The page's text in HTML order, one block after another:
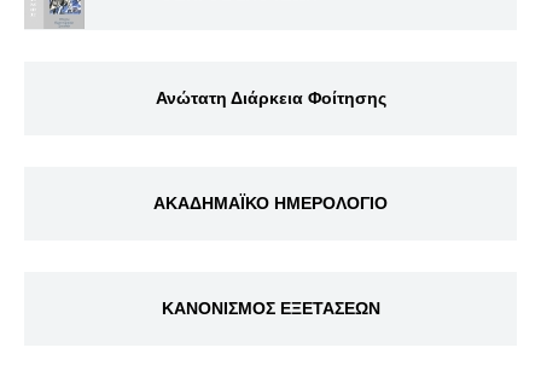
Ανώτατη Διάρκεια Φοίτησης
ΑΚΑΔΗΜΑΪΚΟ ΗΜΕΡΟΛΟΓΙΟ
ΚΑΝΟΝΙΣΜΟΣ ΕΞΕΤΑΣΕΩΝ